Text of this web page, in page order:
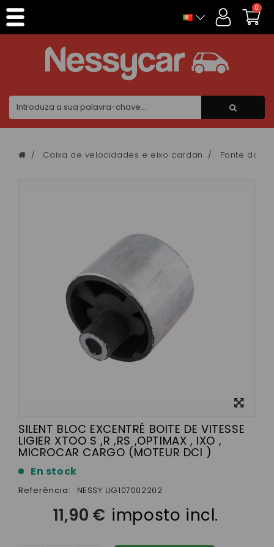
0
Caixa de velocidades e eixo cardan Ponte do
SILENT BLOC EXCENTRÉ BOITE DE VITESSE
LIGIER XTOO S ,R ,RS ,OPTIMAX , IXO ,
MICROCAR CARGO (MOTEUR DCI )
En stock
Referência: NESSY LIG107002202
11,90 € imposto incl.
Painel de Gerenciamento de Cookies